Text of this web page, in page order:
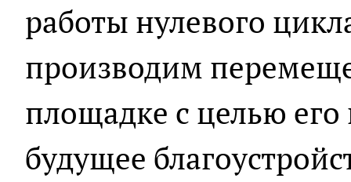
работы нулевого
производим
площадке с целью его
будущее